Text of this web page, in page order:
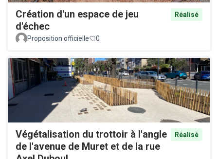
Création d'un espace de jeu
d'échec
Réalisé
Proposition officielle 0
Végétalisation du trottoir à l'angle
de l'avenue de Muret et de la rue
Réalisé